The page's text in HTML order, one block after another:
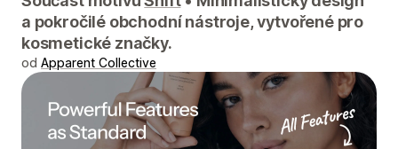
a pokročilé obchodní nástroje, vytvořené pro
kosmetické značky.
od Apparent Collective